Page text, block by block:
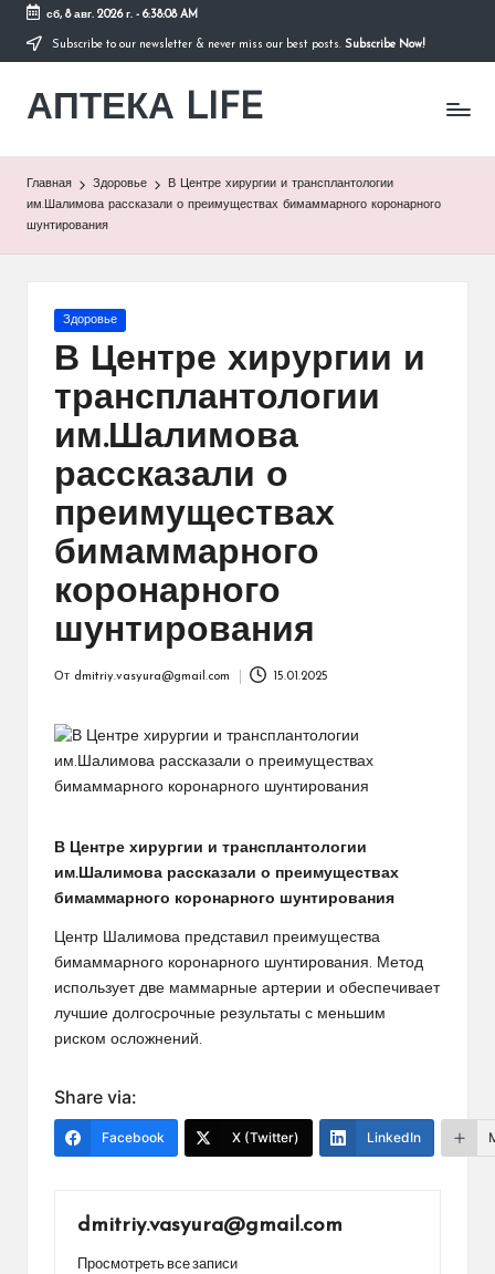
Перейти
содержимому
сб, 8 авг. 2026 г.- 6:38:08 AM
Subscribe to our newsletter & never miss our best posts. Subscribe Now!
АПТЕКА LIFE
сайт
здоровом
образе
Главная Здоровье
В Центре хирургии и трансплантологии
им.Шалимова рассказали о преимуществах бимаммарного коронарного
шунтирования
Опубликовано
Здоровье
В Центре хирургии и
трансплантологии
им.Шалимова
рассказали о
преимуществах
бимаммарного
коронарного
шунтирования
От dmitriy.vasyura@gmail.com 15.01.2025
В Центре хирургии и трансплантологии
им.Шалимова рассказали о преимуществах
бимаммарного коронарного шунтирования
Центр Шалимова представил преимущества
бимаммарного коронарного шунтирования. Метод
использует две маммарные артерии и обеспечивает
лучшие долгосрочные результаты с меньшим
риском осложнений.
Share via:
Facebook X (Twitter) LinkedIn
dmitriy.vasyura@gmail.com
Просмотреть все записи